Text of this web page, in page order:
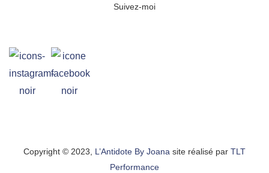
Suivez-moi
Copyright © 2023, L’Antidote By Joana site réalisé par TLT
Performance